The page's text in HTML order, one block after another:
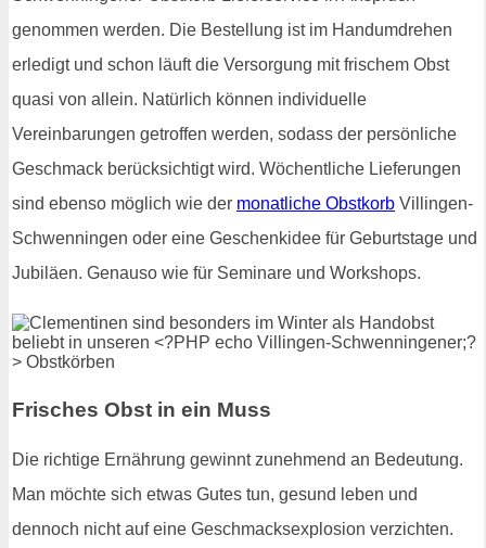
genommen werden. Die Bestellung ist im Handumdrehen
erledigt und schon läuft die Versorgung mit frischem Obst
quasi von allein. Natürlich können individuelle
Vereinbarungen getroffen werden, sodass der persönliche
Geschmack berücksichtigt wird. Wöchentliche Lieferungen
sind ebenso möglich wie der monatliche Obstkorb Villingen-
Schwenningen oder eine Geschenkidee für Geburtstage und
Jubiläen. Genauso wie für Seminare und Workshops.
Frisches Obst in ein Muss
Die richtige Ernährung gewinnt zunehmend an Bedeutung.
Man möchte sich etwas Gutes tun, gesund leben und
dennoch nicht auf eine Geschmacksexplosion verzichten.